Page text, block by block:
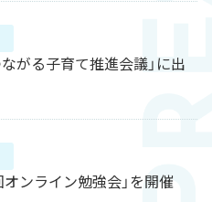
がる子育て推進会議」に出
ンライン勉強会」を開催